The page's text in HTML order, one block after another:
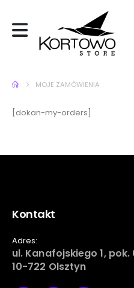
MOJE ZAMÓWIENIA
[dokan-my-orders]
Kontakt
Adres:
ul. Kanafojskiego 1, pok.
10-722 Olsztyn